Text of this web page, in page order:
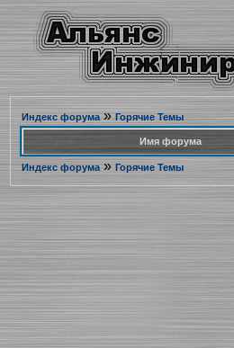
Индекс форума» Горячие Темы
Имя форума
Индекс форума» Горячие Темы